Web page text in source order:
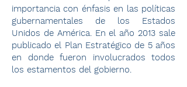
importancia con énfasis en las políticas
gubernamentales de los Estados
Unidos de América. En el año 2013 sale
publicado el Plan Estratégico de 5 años
en donde fueron involucrados todos
los estamentos del gobierno.